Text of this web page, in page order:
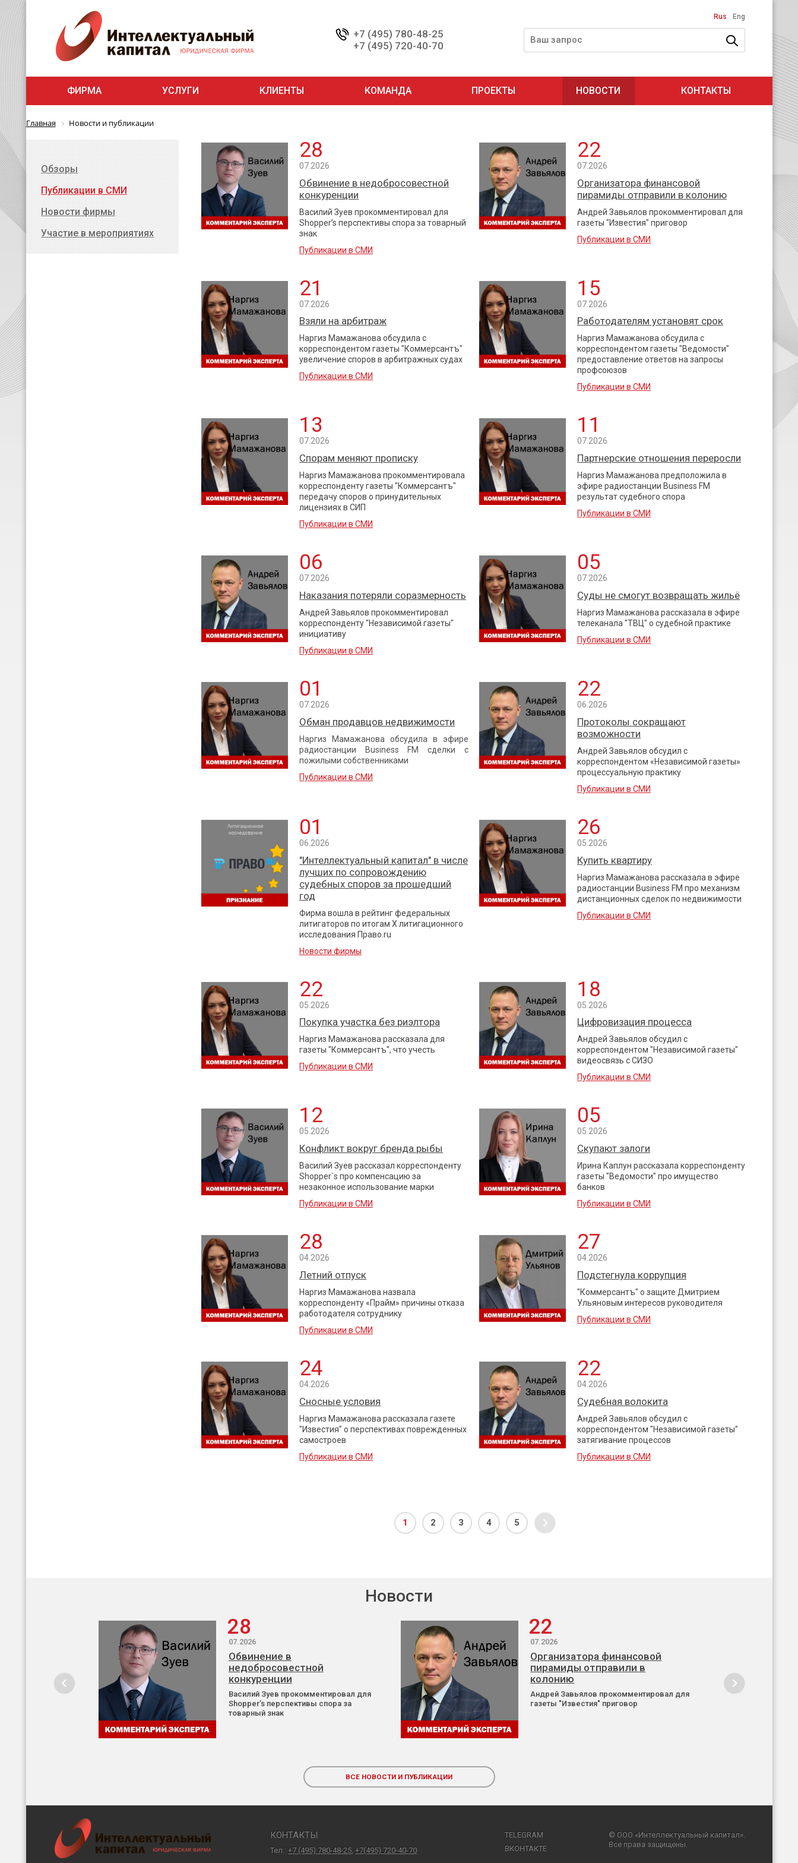
+7 (495) 780-48-25
+7 (495) 720-40-70
Rus Eng
ФИРМА УСЛУГИ КЛИЕНТЫ КОМАНДА ПРОЕКТЫ НОВОСТИ КОНТАКТЫ
Главная Новости и публикации
28
07.2026
Обвинение в недобросовестной
конкуренции
Василий Зуев прокомментировал для
Shopper’s перспективы спора за товарный
знак
Публикации в СМИ
22
07.2026
Организатора финансовой
пирамиды отправили в колонию
Андрей Завьялов прокомментировал для
газеты "Известия" приговор
Публикации в СМИ
21
07.2026
Взяли на арбитраж
Наргиз Мамажанова обсудила с
корреспондентом газеты "Коммерсантъ"
увеличение споров в арбитражных судах
Публикации в СМИ
15
07.2026
Работодателям установят срок
Наргиз Мамажанова обсудила с
корреспондентом газеты "Ведомости"
предоставление ответов на запросы
профсоюзов
Публикации в СМИ
13
07.2026
Спорам меняют прописку
Наргиз Мамажанова прокомментировала
корреспонденту газеты "Коммерсантъ"
передачу споров о принудительных
лицензиях в СИП
Публикации в СМИ
11
07.2026
Партнерские отношения переросли
Наргиз Мамажанова предположила в
эфире радиостанции Business FM
результат судебного спора
Публикации в СМИ
06
07.2026
Наказания потеряли соразмерность
Андрей Завьялов прокомментировал
корреспонденту "Независимой газеты"
инициативу
Публикации в СМИ
05
07.2026
Суды не смогут возвращать жильё
Наргиз Мамажанова рассказала в эфире
телеканала "ТВЦ" о судебной практике
Публикации в СМИ
01
07.2026
Обман продавцов недвижимости
Наргиз Мамажанова обсудила в эфире
радиостанции Business FM сделки с
пожилыми собственниками
Публикации в СМИ
22
06.2026
Протоколы сокращают
возможности
Андрей Завьялов обсудил с
корреспондентом «Независимой газеты»
процессуальную практику
Публикации в СМИ
01
06.2026
"Интеллектуальный капитал" в числе
лучших по сопровождению
судебных споров за прошедший
год
Фирма вошла в рейтинг федеральных
литигаторов по итогам X литигационного
исследования Право.ru
Новости фирмы
26
05.2026
Купить квартиру
Наргиз Мамажанова рассказала в эфире
радиостанции Business FM про механизм
дистанционных сделок по недвижимости
Публикации в СМИ
22
05.2026
Покупка участка без риэлтора
Наргиз Мамажанова рассказала для
газеты "Коммерсантъ", что учесть
Публикации в СМИ
18
05.2026
Цифровизация процесса
Андрей Завьялов обсудил с
корреспондентом "Независимой газеты"
видеосвязь с СИЗО
Публикации в СМИ
12
05.2026
Конфликт вокруг бренда рыбы
Василий Зуев рассказал корреспонденту
Shopper`s про компенсацию за
незаконное использование марки
Публикации в СМИ
05
05.2026
Скупают залоги
Ирина Каплун рассказала корреспонденту
газеты "Ведомости" про имущество
банков
Публикации в СМИ
28
04.2026
Летний отпуск
Наргиз Мамажанова назвала
корреспонденту «Прайм» причины отказа
работодателя сотруднику
Публикации в СМИ
27
04.2026
Подстегнула коррупция
"Коммерсантъ" о защите Дмитрием
Ульяновым интересов руководителя
Публикации в СМИ
24
04.2026
Сносные условия
Наргиз Мамажанова рассказала газете
"Известия" о перспективах поврежденных
самостроев
Публикации в СМИ
22
04.2026
Судебная волокита
Андрей Завьялов обсудил с
корреспондентом "Независимой газеты"
затягивание процессов
Публикации в СМИ
1 2 3 4 5
Обзоры
Публикации в СМИ
Новости фирмы
Участие в мероприятиях
Новости
28
07.2026
Обвинение в
недобросовестной
конкуренции
Василий Зуев прокомментировал для
Shopper’s перспективы спора за
товарный знак
22
07.2026
Организатора финансовой
пирамиды отправили в
колонию
Андрей Завьялов прокомментировал для
газеты "Известия" приговор
ВСЕ НОВОСТИ И ПУБЛИКАЦИИ
КОНТАКТЫ
Тел.:+7 (495) 780-48-25 ,+7(495) 720-40-70
TELEGRAM
ВКОНТАКТЕ
© ООО «Интеллектуальный капитал».
Все права защищены.